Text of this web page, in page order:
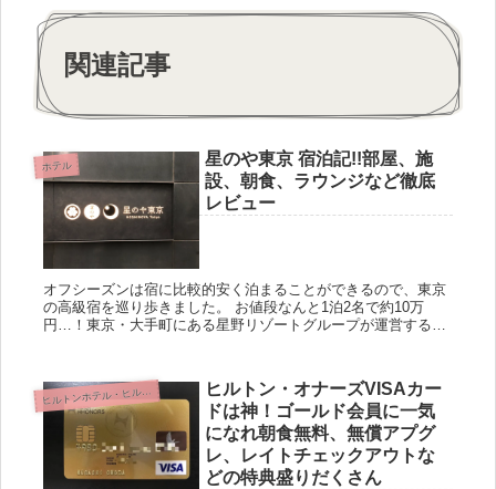
関連記事
ホテル
星のや東京 宿泊記!!部屋、施
設、朝食、ラウンジなど徹底
レビュー
オフシーズンは宿に比較的安く泊まることができるので、東京
の高級宿を巡り歩きました。 お値段なんと1泊2名で約10万
円…！東京・大手町にある星野リゾートグループが運営する
ヒルトンホテル・ヒルトンオナーズ
ヒルトン・オナーズVISAカー
ドは神！ゴールド会員に一気
になれ朝食無料、無償アプグ
レ、レイトチェックアウトな
どの特典盛りだくさん